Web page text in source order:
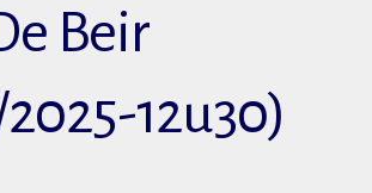
Beir
12u30)